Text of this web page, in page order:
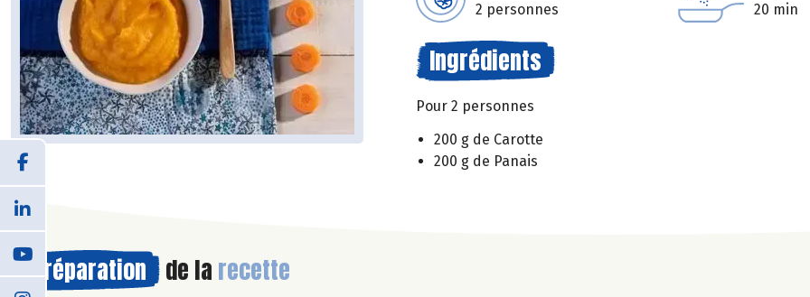
2 personnes 20 min
Ingrédients
Pour 2 personnes
200 g de Carotte
200 g de Panais
Préparation de la recette